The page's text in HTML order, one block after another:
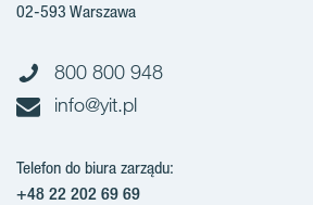
02-593 Warszawa
800 800 948
info@yit.pl
Telefon do biura zarządu:
+48 22 202 69 69